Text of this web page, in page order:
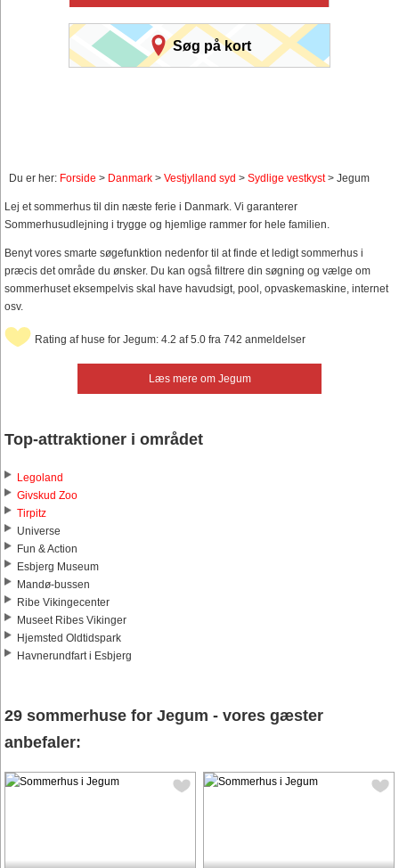
Søg på kort
Du er her: Forside > Danmark > Vestjylland syd > Sydlige vestkyst> Jegum
Lej et sommerhus til din næste ferie i Danmark. Vi garanterer
Sommerhusudlejning i trygge og hjemlige rammer for hele familien.
Benyt vores smarte søgefunktion nedenfor til at finde et ledigt sommerhus i
præcis det område du ønsker. Du kan også filtrere din søgning og vælge om
sommerhuset eksempelvis skal have havudsigt, pool, opvaskemaskine, internet
osv.
Læs mere om Jegum
Rating af huse for Jegum: 4.2 af 5.0 fra 742 anmeldelser
Top-attraktioner i området
Legoland
Givskud Zoo
Tirpitz
Universe
Fun & Action
Esbjerg Museum
Mandø-bussen
Ribe Vikingecenter
Museet Ribes Vikinger
Hjemsted Oldtidspark
Havnerundfart i Esbjerg
29 sommerhuse for Jegum - vores gæster
anbefaler: